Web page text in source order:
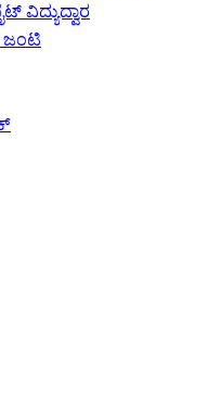
ವಿದ್ಯುದ್ವಾರ
ಜಂಟಿ